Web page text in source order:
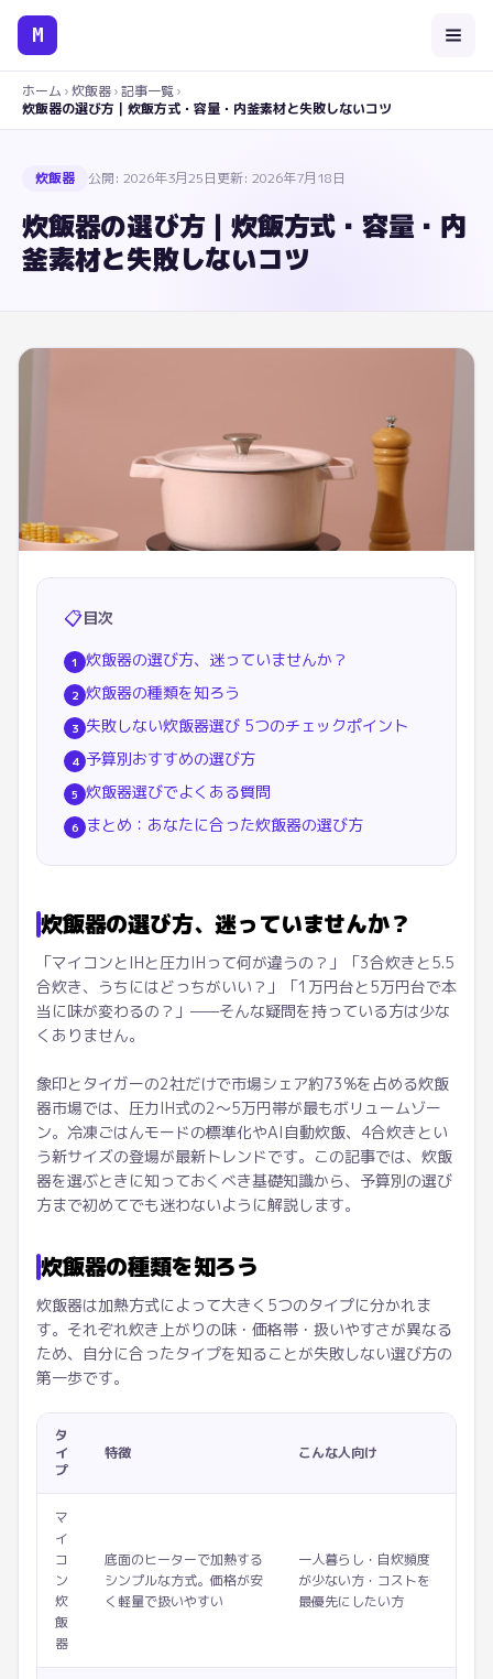
M
ホーム ›炊飯器›記事一覧›
炊飯器の選び方｜炊飯方式・容量・内釜素材と失敗しないコツ
炊飯器 公開: 2026年3月25日更新: 2026年7月18日
炊飯器の選び方｜炊飯方式・容量・内
釜素材と失敗しないコツ
📋目次
1 炊飯器の選び方、迷っていませんか？
2 炊飯器の種類を知ろう
3 失敗しない炊飯器選び 5つのチェックポイント
4 予算別おすすめの選び方
5 炊飯器選びでよくある質問
6 まとめ：あなたに合った炊飯器の選び方
炊飯器の選び方、迷っていませんか？
「マイコンとIHと圧力IHって何が違うの？」「3合炊きと5.5
合炊き、うちにはどっちがいい？」「1万円台と5万円台で本
当に味が変わるの？」——そんな疑問を持っている方は少な
くありません。
象印とタイガーの2社だけで市場シェア約73%を占める炊飯
器市場では、圧力IH式の2〜5万円帯が最もボリュームゾー
ン。冷凍ごはんモードの標準化やAI自動炊飯、4合炊きとい
う新サイズの登場が最新トレンドです。この記事では、炊飯
器を選ぶときに知っておくべき基礎知識から、予算別の選び
方まで初めてでも迷わないように解説します。
炊飯器の種類を知ろう
炊飯器は加熱方式によって大きく5つのタイプに分かれま
す。それぞれ炊き上がりの味・価格帯・扱いやすさが異なる
ため、自分に合ったタイプを知ることが失敗しない選び方の
第一歩です。
タ
イ
プ
特徴 こんな人向け
マ
イ
コ
ン
炊
飯
器
底面のヒーターで加熱する
シンプルな方式。価格が安
く軽量で扱いやすい
一人暮らし・自炊頻度
が少ない方・コストを
最優先にしたい方